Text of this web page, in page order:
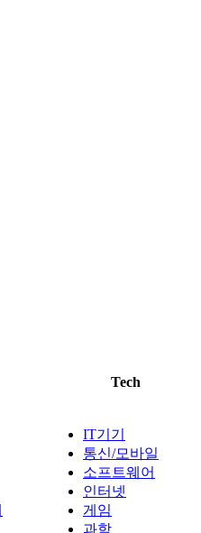
Tech
IT기기
통신/모바일
소프트웨어
인터넷
게임
과학